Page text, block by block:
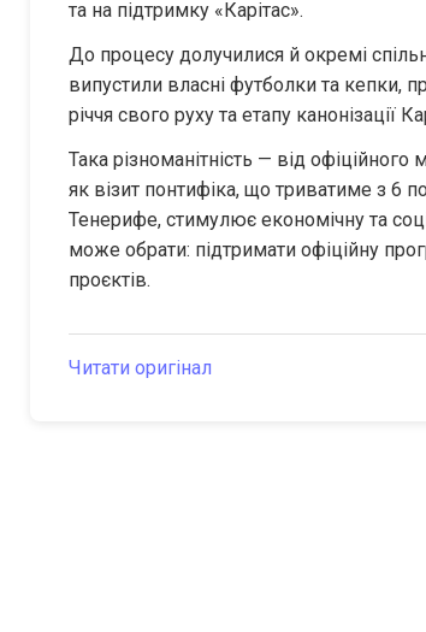
та на підтримку «Карітас».
До процесу долучилися й окремі
випустили власні футболки та кепки,
річчя свого руху та етапу канонізації
Така різноманітність — від
як візит понтифіка, що триватиме з 6
Тенерифе, стимулює економічну та
може обрати: підтримати офіційну
проєктів.
Читати оригінал